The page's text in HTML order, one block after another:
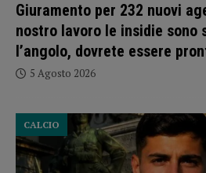
Giuramento per 232 nuovi
nostro lavoro le insidie sono
l’angolo, dovrete essere
5 Agosto 2026
CALCIO